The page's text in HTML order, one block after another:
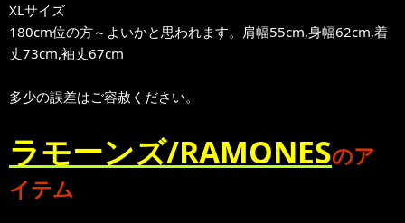
XLサイズ
180cm位の方～よいかと思われます。肩幅55cm,身幅62cm,着
丈73cm,袖丈67cm
多少の誤差はご容赦ください。
ラモーンズ/RAMONESのア
イテム